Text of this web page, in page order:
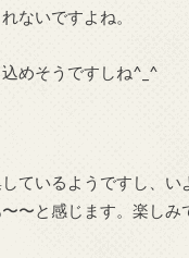
ないですよね。
めそうですしね^_^
ているようですし、い
〜と感じます。楽しみ